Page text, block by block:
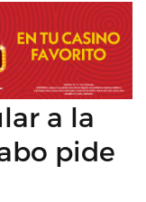
a la
pide